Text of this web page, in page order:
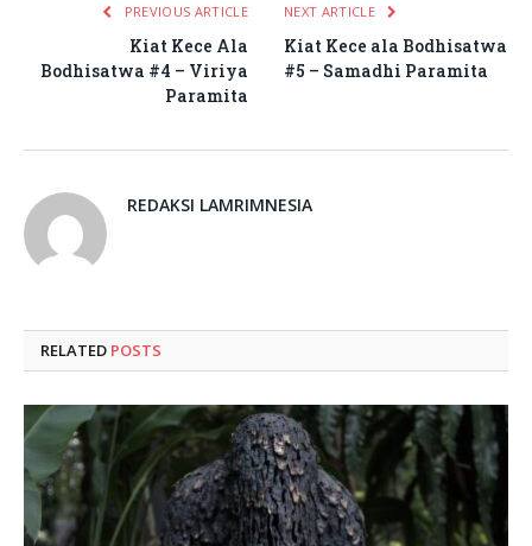
PREVIOUS ARTICLE
Kiat Kece Ala
Bodhisatwa #4 – Viriya
Paramita
NEXT ARTICLE
Kiat Kece ala Bodhisatwa
#5 – Samadhi Paramita
REDAKSI LAMRIMNESIA
RELATED POSTS